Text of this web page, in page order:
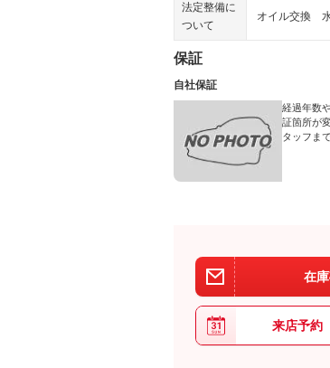
法定整備に
ついて
オイル交換
保証
自社保証
経過年数
証箇所が
タッフま
在
来店予約